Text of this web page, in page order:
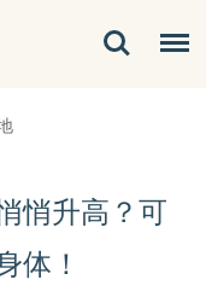
悄升高？可
体！